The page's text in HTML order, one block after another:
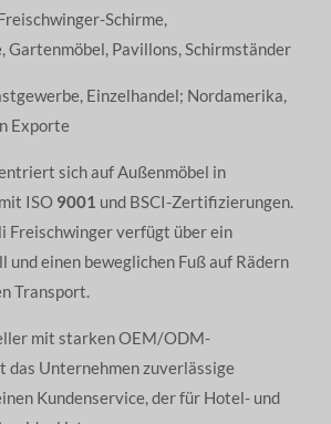
Schirme,
Gartenmöbel, Pavillons, Schirmständer
Einzelhandel; Nordamerika,
Exporte
sich auf Außenmöbel in
ISO 9001 und BSCI-Zertifizierungen.
Freischwinger verfügt über ein
und einen beweglichen Fuß auf Rädern
Transport.
mit starken OEM/ODM-
das Unternehmen zuverlässige
Kundenservice, der für Hotel- und